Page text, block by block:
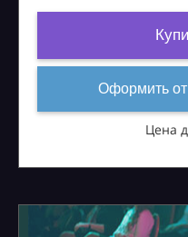
Оформить
Цена